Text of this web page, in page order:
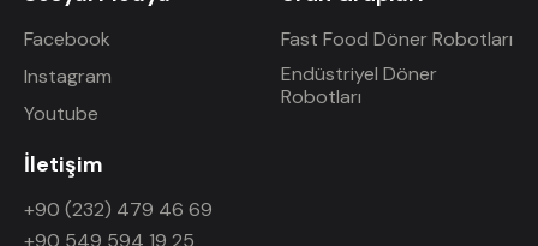
Facebook
Instagram
Youtube
Fast Food Döner Robotları
Endüstriyel Döner
Robotları
İletişim
+90 (232) 479 46 69
+90 549 594 19 25